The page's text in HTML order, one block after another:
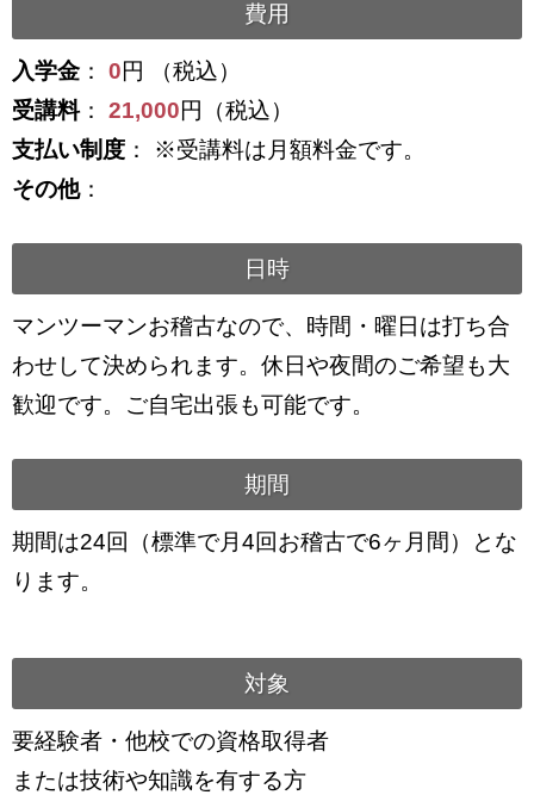
費用
入学金 ： 0円 （税込）
受講料： 21,000円（税込）
支払い制度 ： ※受講料は月額料金です。
その他：
日時
マンツーマンお稽古なので、時間・曜日は打ち合
わせして決められます。休日や夜間のご希望も大
歓迎です。ご自宅出張も可能です。
期間
期間は24回（標準で月4回お稽古で6ヶ月間）とな
ります。
対象
要経験者・他校での資格取得者
または技術や知識を有する方